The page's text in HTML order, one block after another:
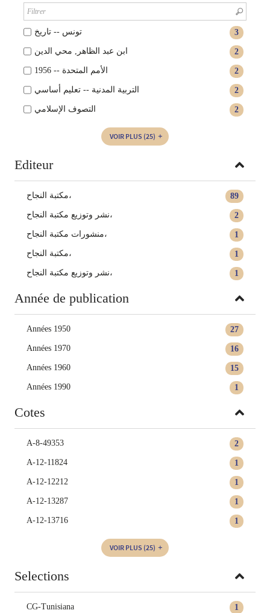
3 تونس -- تاريخ
2 ابن عبد الظاهر, محي الدين
2 الأمم المتحدة -- 1956
2 التربية المدنية -- تعليم أساسي
2 التصوف الإسلامي
VOIR PLUS (25)
Editeur
89 مكتبة النجاح،
2 نشر وتوزيع مكتبة النجاح‏‏،
1 منشورات مكتبة النجاح،
1 ‏مكتبة النجاح‏،
1 ‏نشر وتوزيع مكتبة النجاح‏،
Année de publication
27
Années 1950
16
Années 1970
15
Années 1960
1
Années 1990
Cotes
2
A-8-49353
1
A-12-11824
1
A-12-12212
1
A-12-13287
1
A-12-13716
VOIR PLUS (25)
Selections
1
CG-Tunisiana